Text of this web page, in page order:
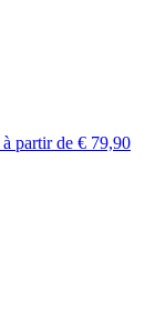
à partir de € 79,90